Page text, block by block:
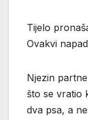
Tijelo
Ovakvi
Njezin
što se vratio
dva psa, a